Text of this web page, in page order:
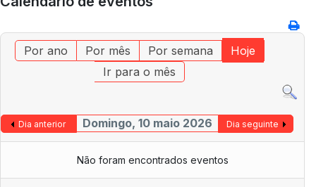
Por ano Por mês Por semana
Hoje
Ir para o mês
Dia anterior Domingo, 10 maio 2026 Dia seguinte
Não foram encontrados eventos